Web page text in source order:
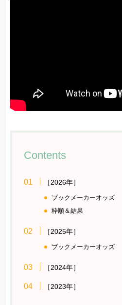
Contents
［2026年］
ブックメーカーオッズ
枠順＆結果
［2025年］
ブックメーカーオッズ
［2024年］
［2023年］